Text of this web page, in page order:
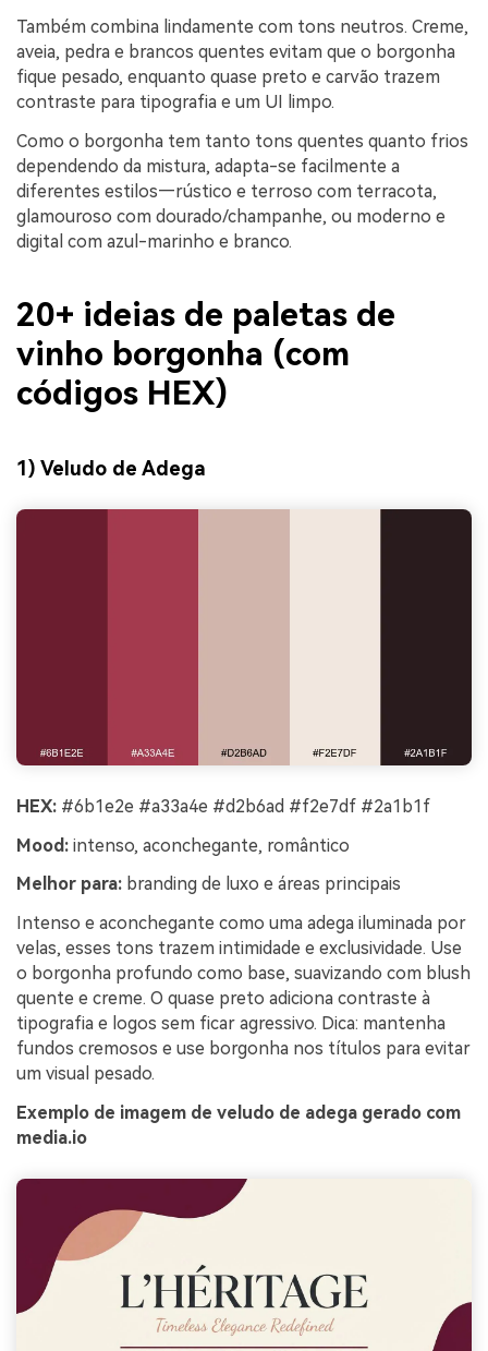
Também combina lindamente com tons neutros. Creme,
aveia, pedra e brancos quentes evitam que o borgonha
fique pesado, enquanto quase preto e carvão trazem
contraste para tipografia e um UI limpo.
Como o borgonha tem tanto tons quentes quanto frios
dependendo da mistura, adapta-se facilmente a
diferentes estilos—rústico e terroso com terracota,
glamouroso com dourado/champanhe, ou moderno e
digital com azul-marinho e branco.
20+ ideias de paletas de
vinho borgonha (com
códigos HEX)
1) Veludo de Adega
HEX: #6b1e2e #a33a4e #d2b6ad #f2e7df #2a1b1f
Mood: intenso, aconchegante, romântico
Melhor para: branding de luxo e áreas principais
Intenso e aconchegante como uma adega iluminada por
velas, esses tons trazem intimidade e exclusividade. Use
o borgonha profundo como base, suavizando com blush
quente e creme. O quase preto adiciona contraste à
tipografia e logos sem ficar agressivo. Dica: mantenha
fundos cremosos e use borgonha nos títulos para evitar
um visual pesado.
Exemplo de imagem de veludo de adega gerado com
media.io